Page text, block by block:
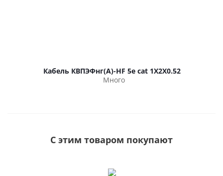
Кабель КВПЭФнг(А)-HF 5е cat 1Х2Х0.52
Много
С этим товаром покупают